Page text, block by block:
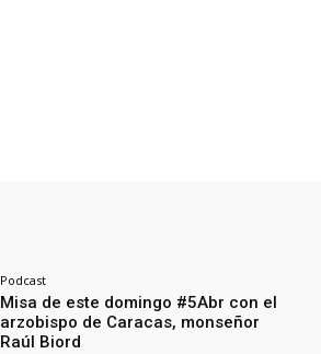
Podcast
Misa de este domingo #5Abr con el
arzobispo de Caracas, monseñor
Raúl Biord